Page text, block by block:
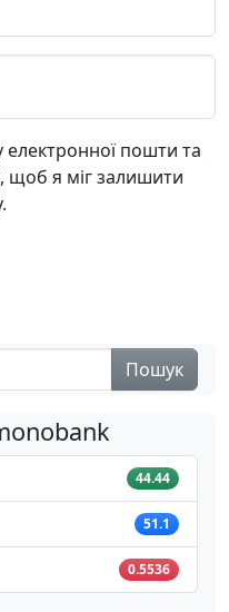
електронної пошти та
щоб я міг залишити
Пошук
44.44
51.1
0.5536